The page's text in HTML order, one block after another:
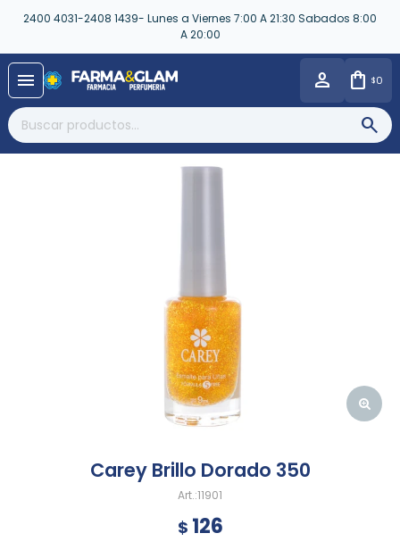
2400 4031-2408 1439- Lunes a Viernes 7:00 A 21:30 Sabados 8:00
A 20:00
menu $0
Carey Brillo Dorado 350
11901
$ 126